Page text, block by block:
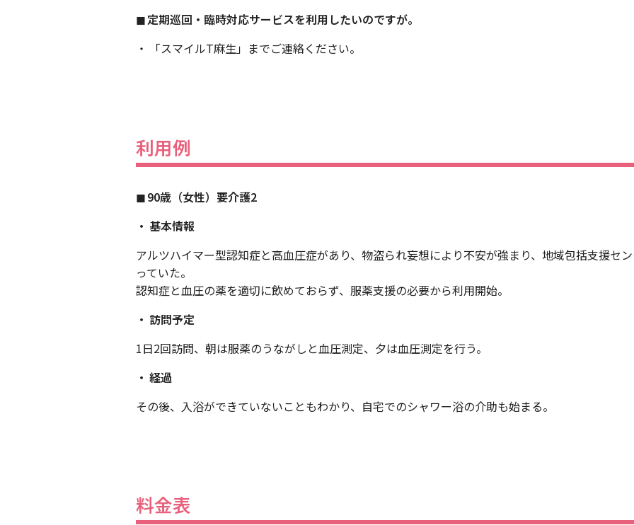
定期巡回・臨時対応サービスを利用したいのですが。
「スマイルT麻生」までご連絡ください。
利用例
90歳（女性）要介護2
基本情報
アルツハイマー型認知症と高血圧症があり、物盗られ妄想により不安が強まり、地域包括支援セ
っていた。
認知症と血圧の薬を適切に飲めておらず、服薬支援の必要から利用開始。
訪問予定
1日2回訪問、朝は服薬のうながしと血圧測定、夕は血圧測定を行う。
経過
その後、入浴ができていないこともわかり、自宅でのシャワー浴の介助も始まる。
料金表